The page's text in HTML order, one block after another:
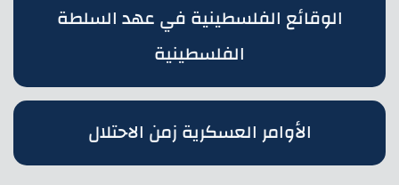
الوقائع الفلسطينية في عهد السلطة
الفلسطينية
الأوامر العسكرية زمن الاحتلال